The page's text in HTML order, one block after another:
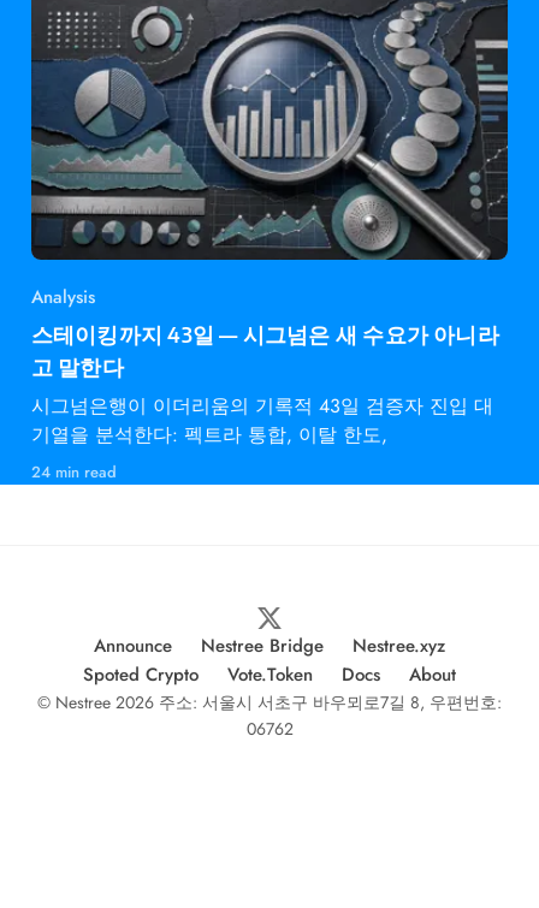
Analysis
스테이킹까지 43일 — 시그넘은 새 수요가 아니라
고 말한다
시그넘은행이 이더리움의 기록적 43일 검증자 진입 대
기열을 분석한다: 펙트라 통합, 이탈 한도,
24 min read
Announce Nestree Bridge
Nestree.xyz
Spoted Crypto
Vote.Token Docs About
© Nestree 2026 주소: 서울시 서초구 바우뫼로7길 8, 우편번호:
06762